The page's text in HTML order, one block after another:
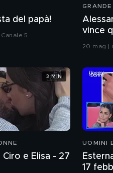
del papà!
5
vince
20 mag |
Ciro e Elisa - 27
3 MIN
UOMINI
17